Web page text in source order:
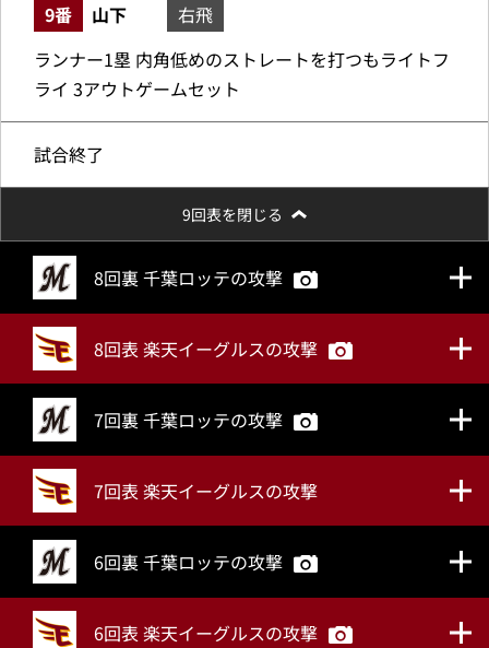
9番 山下
右飛
ランナー1塁 内角低めのストレートを打つもライトフ
ライ 3アウトゲームセット
試合終了
9回表を閉じる
8回裏 千葉ロッテの攻撃
8回表 楽天イーグルスの攻撃
7回裏 千葉ロッテの攻撃
7回表 楽天イーグルスの攻撃
6回裏 千葉ロッテの攻撃
6回表 楽天イーグルスの攻撃